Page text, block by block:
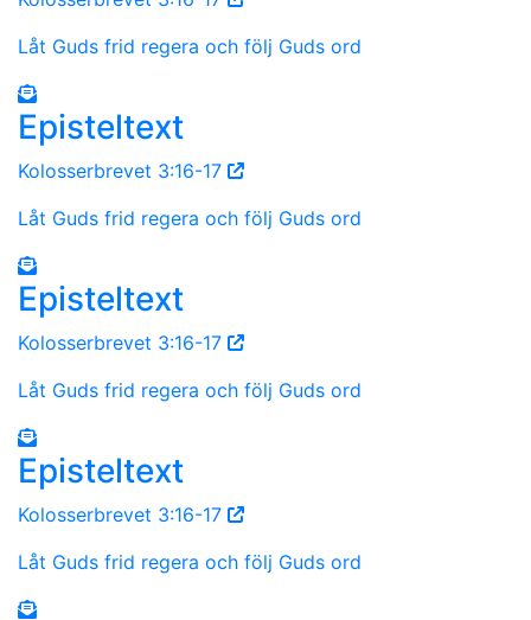
Låt Guds frid regera och följ Guds ord
Episteltext
Kolosserbrevet 3:16-17
Låt Guds frid regera och följ Guds ord
Episteltext
Kolosserbrevet 3:16-17
Låt Guds frid regera och följ Guds ord
Episteltext
Kolosserbrevet 3:16-17
Låt Guds frid regera och följ Guds ord